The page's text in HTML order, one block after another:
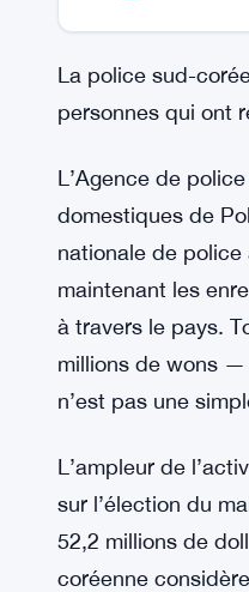
La police sud-
personnes qui ont
L’Agence de
domestiques de
nationale de
maintenant les
à travers le pays.
millions de wons —
n’est pas une
L’ampleur de
sur l’élection du
52,2 millions de
coréenne